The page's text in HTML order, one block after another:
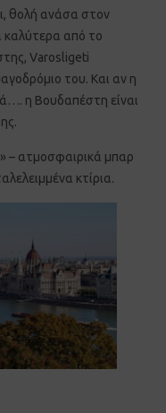
θολή ανάσα στον
καλύτερα από το
Varosligeti
του. Και αν η
η Βουδαπέστη είναι
– ατμοσφαιρικά μπαρ
κτίρια.